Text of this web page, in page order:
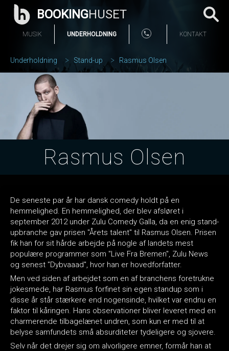
BOOKINGHUSET
MUSIK UNDERHOLDNING KONTAKT
Underholdning Stand-up Rasmus Olsen
Rasmus Olsen
De seneste par år har dansk comedy holdt på en
hemmelighed. En hemmelighed, der blev afsløret i
september 2012 under Zulu Comedy Galla, da en enig stand­
up­branche gav prisen "Årets talent" til Rasmus Olsen. Prisen
fik han for sit hårde arbejde på nogle af landets mest
populære programmer som "Live Fra Bremen", Zulu News
og senest "Dybvaaad", hvor han er hovedforfatter.
Men ved siden af arbejdet som en af branchens foretrukne
jokesmede, har Rasmus forfinet sin egen stand­up som i
disse år står stærkere end nogensinde, hvilket var endnu en
faktor til kåringen. Hans observationer bliver leveret med en
charmerende tilbagelænet undren, som kun er med til at
belyse samfundets små absurditeter tydeligere og sjovere.
Selv når det drejer sig om alvorligere emner, formår han at